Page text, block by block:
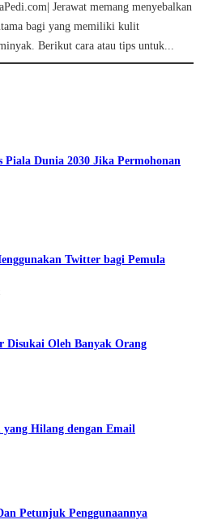
Jerawat memang menyebalkan
bagi yang memiliki kulit
Berikut cara atau tips untuk...
Piala Dunia 2030 Jika Permohonan
Twitter bagi Pemula
Disukai Oleh Banyak Orang
Hilang dengan Email
Petunjuk Penggunaannya